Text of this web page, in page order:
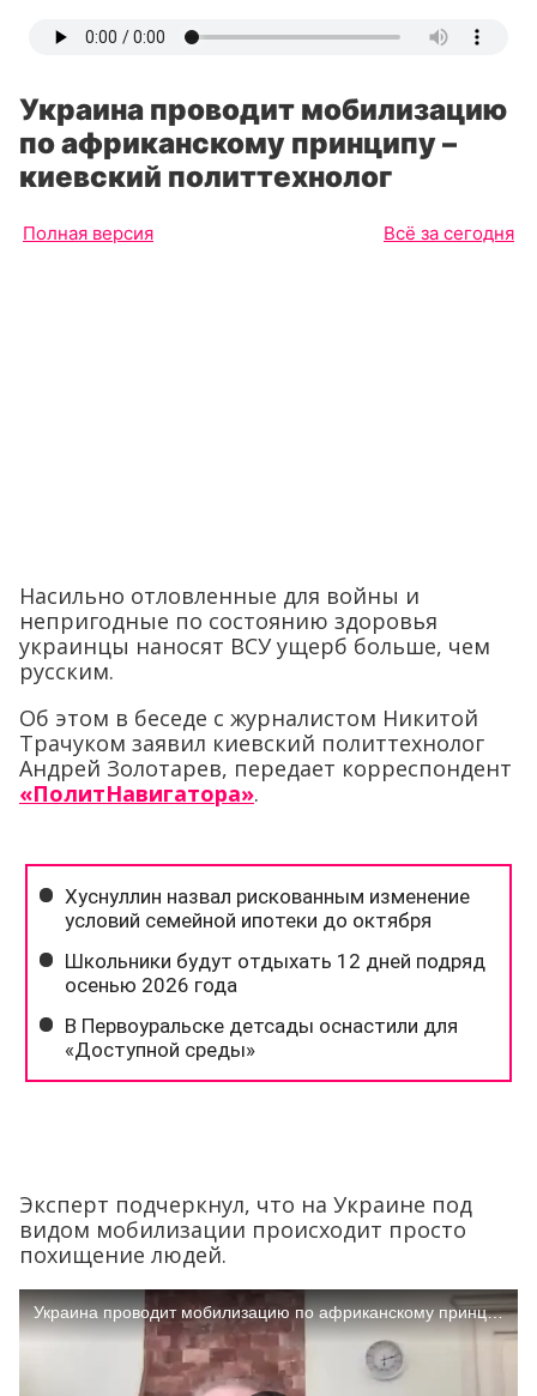
Украина проводит мобилизацию
по африканскому принципу –
киевский политтехнолог
Полная версия Всё за сегодня
Насильно отловленные для войны и
непригодные по состоянию здоровья
украинцы наносят ВСУ ущерб больше, чем
русским.
Об этом в беседе с журналистом Никитой
Трачуком заявил киевский политтехнолог
Андрей Золотарев, передает корреспондент
«ПолитНавигатора».
Эксперт подчеркнул, что на Украине под
видом мобилизации происходит просто
похищение людей.